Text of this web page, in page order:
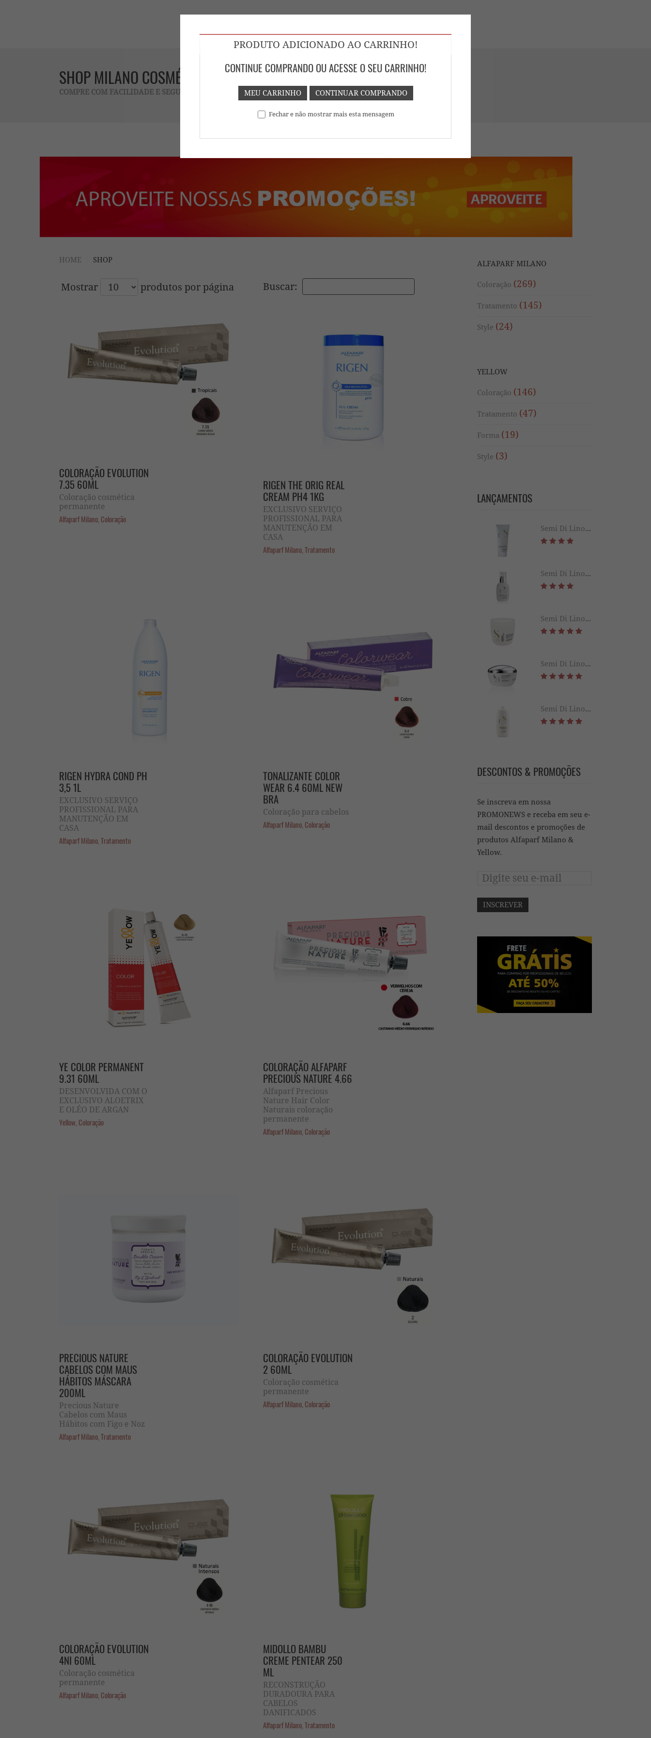
SHOP MILANO COSMÉTICOS GOIÁS
COMPRE COM FACILIDADE E SEGURANÇA !
HOME SHOP
Mostrar produtos por página Buscar:
COLORAÇÃO EVOLUTION
7.35 60ML
Coloração cosmética
permanente
Alfaparf Milano, Coloração
RIGEN THE ORIG REAL
CREAM PH4 1KG
EXCLUSIVO SERVIÇO
PROFISSIONAL PARA
MANUTENÇÃO EM
CASA
Alfaparf Milano, Tratamento
RIGEN HYDRA COND PH
3,5 1L
EXCLUSIVO SERVIÇO
PROFISSIONAL PARA
MANUTENÇÃO EM
CASA
Alfaparf Milano, Tratamento
TONALIZANTE COLOR
WEAR 6.4 60ML NEW
BRA
Coloração para cabelos
Alfaparf Milano, Coloração
YE COLOR PERMANENT
9.31 60ML
DESENVOLVIDA COM O
EXCLUSIVO ALOETRIX
E OLÉO DE ARGAN
Yellow, Coloração
COLORAÇÃO ALFAPARF
PRECIOUS NATURE 4.66
Alfaparf Precious
Nature Hair Color
Naturais coloração
permanente
Alfaparf Milano, Coloração
PRECIOUS NATURE
CABELOS COM MAUS
HÁBITOS MÁSCARA
200ML
Precious Nature
Cabelos com Maus
Hábitos com Figo e Noz
Alfaparf Milano, Tratamento
COLORAÇÃO EVOLUTION
2 60ML
Coloração cosmética
permanente
Alfaparf Milano, Coloração
COLORAÇÃO EVOLUTION
4NI 60ML
Coloração cosmética
permanente
Alfaparf Milano, Coloração
MIDOLLO BAMBU
CREME PENTEAR 250
ML
RECONSTRUÇÃO
DURADOURA PARA
CABELOS
DANIFICADOS
Alfaparf Milano, Tratamento
ALFAPARF MILANO
Coloração (269)
Tratamento (145)
Style (24)
YELLOW
Coloração (146)
Tratamento (47)
Forma (19)
Style (3)
LANÇAMENTOS
Semi Di Lino Diamond Leave-in 200ml
Semi Di Lino Diamond Extraordinary All in 1 Fluid 125ML
Semi Di Lino Diamond Illuminating Mask 500ML
Semi Di Lino Diamond Illuminating Mask 200ML
Semi Di Lino Diamond Illuminating Conditioner 1000ML
DESCONTOS & PROMOÇÕES
Se inscreva em nossa
PROMONEWS e receba em seu e-
mail descontos e promoções de
produtos Alfaparf Milano &
Yellow.
INSCREVER
PRODUTO ADICIONADO AO CARRINHO!
CONTINUE COMPRANDO OU ACESSE O SEU CARRINHO!
MEU CARRINHO CONTINUAR COMPRANDO
Fechar e não mostrar mais esta mensagem